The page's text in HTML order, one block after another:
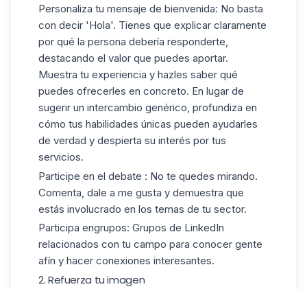
Personaliza tu mensaje de bienvenida: No basta
con decir 'Hola'. Tienes que explicar claramente
por qué la persona debería responderte,
destacando el valor que puedes aportar.
Muestra tu experiencia y hazles saber qué
puedes ofrecerles en concreto. En lugar de
sugerir un intercambio genérico, profundiza en
cómo tus habilidades únicas pueden ayudarles
de verdad y despierta su interés por tus
servicios.
Participe en el debate : No te quedes mirando.
Comenta, dale a me gusta y demuestra que
estás involucrado en los temas de tu sector.
Participa engrupos: Grupos de LinkedIn
relacionados con tu campo para conocer gente
afín y hacer conexiones interesantes.
2. Refuerza tu imagen